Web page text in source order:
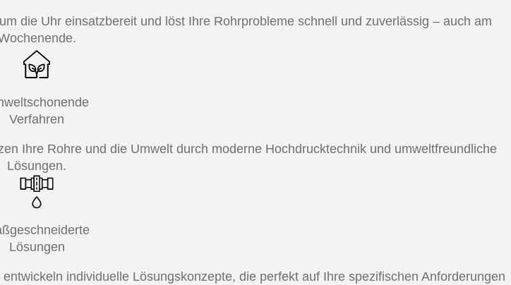
die Uhr einsatzbereit und löst Ihre Rohrprobleme schnell und zuverlässig – auch am
Verfahren
Ihre Rohre und die Umwelt durch moderne Hochdrucktechnik und umweltfreundliche
Lösungen.
Lösungen
individuelle Lösungskonzepte, die perfekt auf Ihre spezifischen Anforderungen